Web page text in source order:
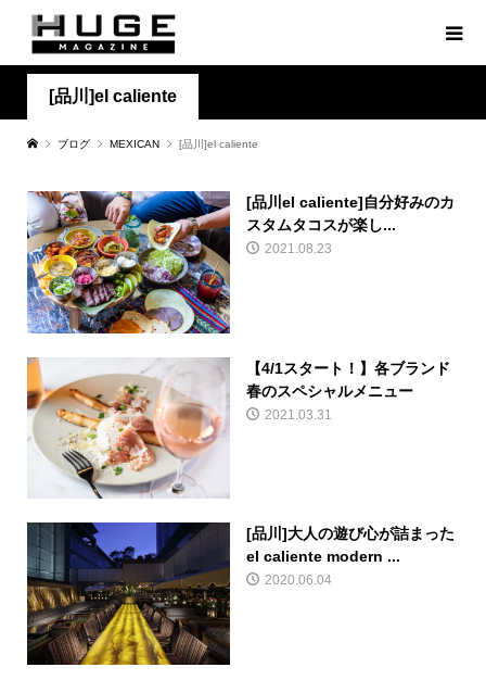
[品川]el caliente
ブログ MEXICAN [品川]el caliente
[品川el caliente]自分好みのカ
スタムタコスが楽し...
2021.08.23
【4/1スタート！】各ブランド
春のスペシャルメニュー
2021.03.31
[品川]大人の遊び心が詰まった
el caliente modern ...
2020.06.04